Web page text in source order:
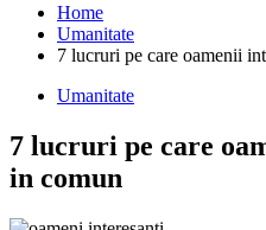
Home
Umanitate
7 lucruri pe care oamenii
Umanitate
7 lucruri pe care
in comun